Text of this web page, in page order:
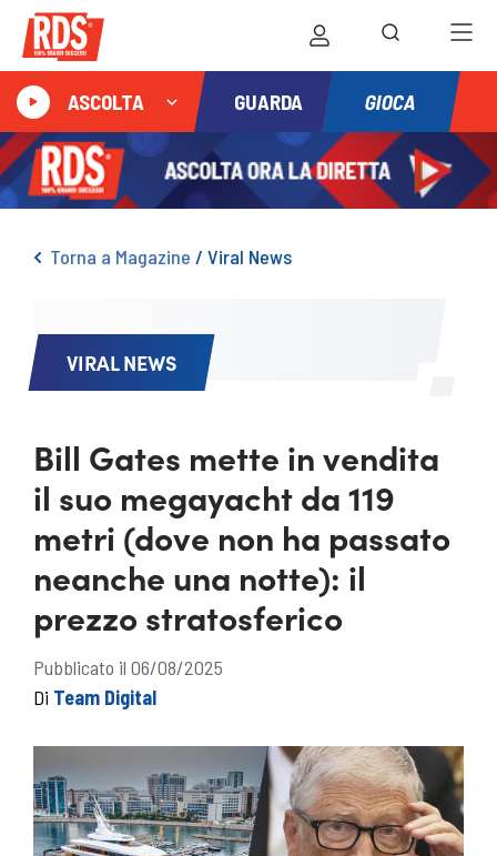
ASCOLTA GUARDA GIOCA
Torna a Magazine / Viral News
VIRAL NEWS
Bill Gates mette in vendita
il suo megayacht da 119
metri (dove non ha passato
neanche una notte): il
prezzo stratosferico
Pubblicato il 06/08/2025
Di Team Digital